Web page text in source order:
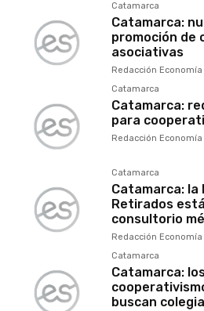
Catamarca
Catamarca:
promoción de
asociativas
Redacción
Catamarca
Catamarca:
para
Redacción
Catamarca
Catamarca: la
Retirados
consultorio
Redacción
Catamarca
Catamarca:
buscan